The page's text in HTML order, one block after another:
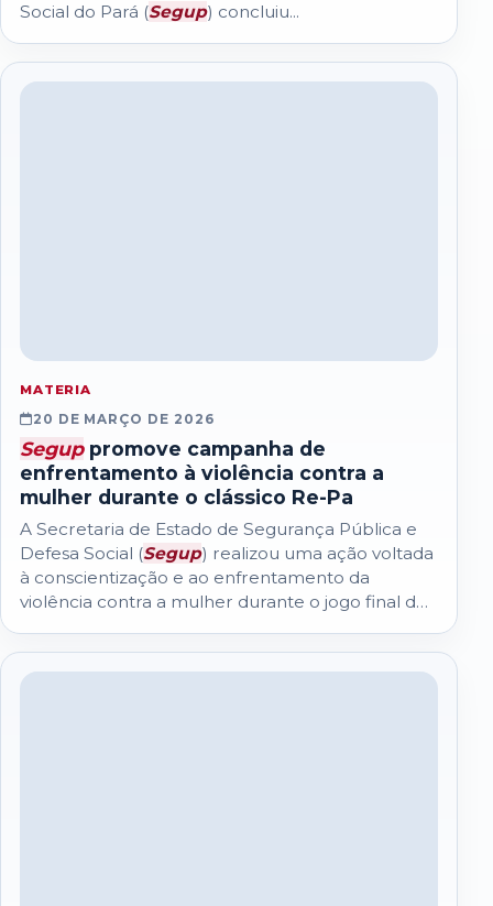
Social do Pará (Segup) concluiu...
MATERIA
20 DE MARÇO DE 2026
Seguppromove campanha de
enfrentamento à violência contra a
mulher durante o clássico Re-Pa
A Secretaria de Estado de Segurança Pública e
Defesa Social (Segup) realizou uma ação voltada
à conscientização e ao enfrentamento da
violência contra a mulher durante o jogo final do